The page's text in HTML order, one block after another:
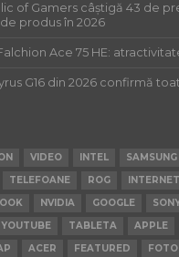
of Gamers câștigă 43 de
produs în 2026
Falchion Ace 75 HE:
G16 din 2026 confirmă
VIDEO INTEL SAMSUNG
TELEFOANE ROG INTERNET
NVIDIA GOOGLE
YOUTUBE TABLETA APPLE
ACER FEATURED FOTO